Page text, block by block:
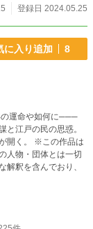
り、化物揃いの忍者
！ バテレンの妖術使
いくらなん
ャてんこ盛り小説。
面白いものを勿体ぶ
た。 （すべて予想と
い！ べらぼうに面白
登録日 2024.05.25
に入り追加 8
運命や如何に───
と江戸の民の思惑。
の作品は
人物・団体とは一切
解釈を含んでおり、